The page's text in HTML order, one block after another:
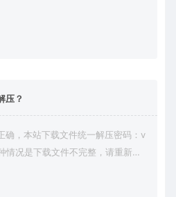
压？
确，本站下载文件统一解压密码：v
况是下载文件不完整，请重新下